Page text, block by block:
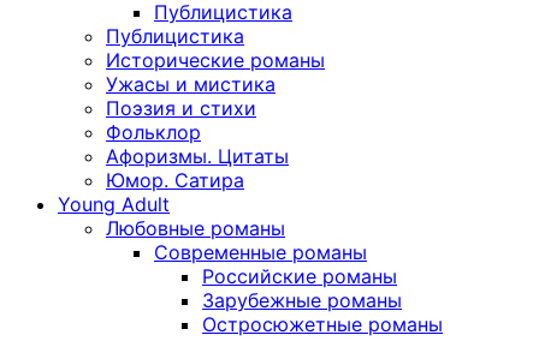
Публицистика
Публицистика
Исторические романы
Ужасы и мистика
Поэзия и стихи
Фольклор
Афоризмы. Цитаты
Юмор. Сатира
Young Adult
Любовные романы
Современные романы
Российские романы
Зарубежные романы
Остросюжетные романы